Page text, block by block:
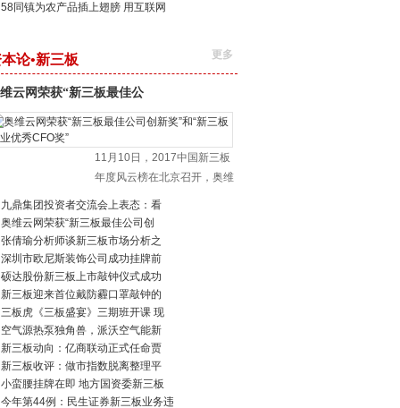
58同镇为农产品插上翅膀 用互联网
更多
论•新三板
云网荣获“新三板最佳公
11月10日，2017中国新三板
年度风云榜在北京召开，奥维
九鼎集团投资者交流会上表态：看
奥维云网荣获“新三板最佳公司创
张倩瑜分析师谈新三板市场分析之
深圳市欧尼斯装饰公司成功挂牌前
硕达股份新三板上市敲钟仪式成功
新三板迎来首位戴防霾口罩敲钟的
三板虎《三板盛宴》三期班开课 现
空气源热泵独角兽，派沃空气能新
新三板动向：亿商联动正式任命贾
新三板收评：做市指数脱离整理平
小蛮腰挂牌在即 地方国资委新三板
今年第44例：民生证券新三板业务违